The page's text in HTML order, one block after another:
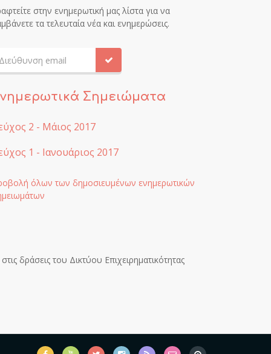
στην ενημερωτική μας λίστα για να
τα τελευταία νέα και ενημερώσεις.
Σημειώματα
2 - Μάιος 2017
1 - Ιανουάριος 2017
όλων των δημοσιευμένων ενημερωτικών
δράσεις του Δικτύου Επιχειρηματικότητας